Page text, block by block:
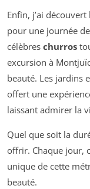
Enfin, j’ai découvert
pour une journée
célèbres churros
excursion à
beauté. Les jardins
offert une
laissant admirer la
Quel que soit la
offrir. Chaque jour,
unique de cette
beauté.